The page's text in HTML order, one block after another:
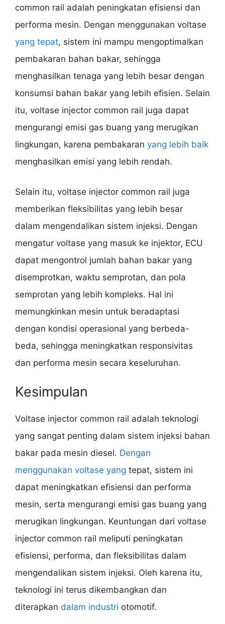
common rail adalah peningkatan efisiensi dan
performa mesin. Dengan menggunakan voltase
yang tepat, sistem ini mampu mengoptimalkan
pembakaran bahan bakar, sehingga
menghasilkan tenaga yang lebih besar dengan
konsumsi bahan bakar yang lebih efisien. Selain
itu, voltase injector common rail juga dapat
mengurangi emisi gas buang yang merugikan
lingkungan, karena pembakaran yang lebih baik
menghasilkan emisi yang lebih rendah.
Selain itu, voltase injector common rail juga
memberikan fleksibilitas yang lebih besar
dalam mengendalikan sistem injeksi. Dengan
mengatur voltase yang masuk ke injektor, ECU
dapat mengontrol jumlah bahan bakar yang
disemprotkan, waktu semprotan, dan pola
semprotan yang lebih kompleks. Hal ini
memungkinkan mesin untuk beradaptasi
dengan kondisi operasional yang berbeda-
beda, sehingga meningkatkan responsivitas
dan performa mesin secara keseluruhan.
Kesimpulan
Voltase injector common rail adalah teknologi
yang sangat penting dalam sistem injeksi bahan
bakar pada mesin diesel. Dengan
menggunakan voltase yang tepat, sistem ini
dapat meningkatkan efisiensi dan performa
mesin, serta mengurangi emisi gas buang yang
merugikan lingkungan. Keuntungan dari voltase
injector common rail meliputi peningkatan
efisiensi, performa, dan fleksibilitas dalam
mengendalikan sistem injeksi. Oleh karena itu,
teknologi ini terus dikembangkan dan
diterapkan dalam industri otomotif.